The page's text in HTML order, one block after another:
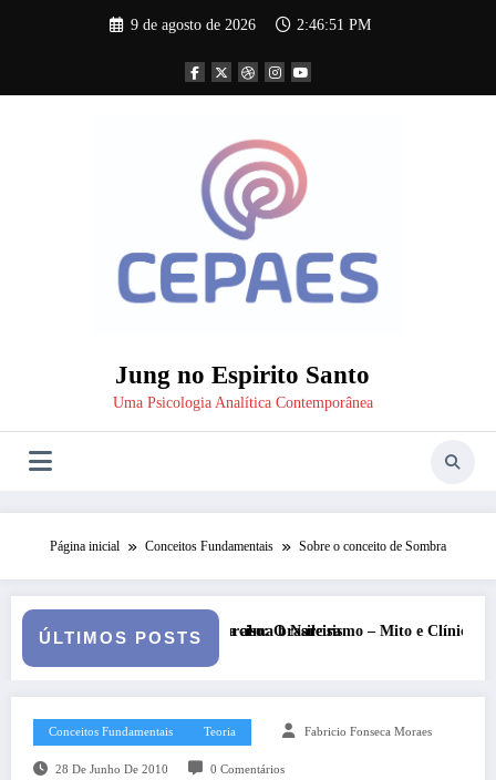
9 de agosto de 2026 2:46:52 PM
Jung no Espirito Santo
Uma Psicologia Analítica Contemporânea
Página inicial Conceitos Fundamentais Sobre o conceito de Sombra
ÚLTIMOS POSTS
– Mito e Clínica Shakira – Latinidade e
Conceitos Fundamentais Teoria Fabricio Fonseca Moraes
28 De Junho De 2010 0 Comentários